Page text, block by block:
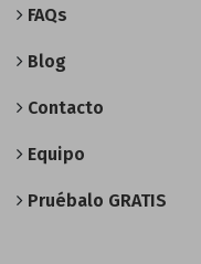
FAQs
Blog
Contacto
Equipo
Pruébalo GRATIS